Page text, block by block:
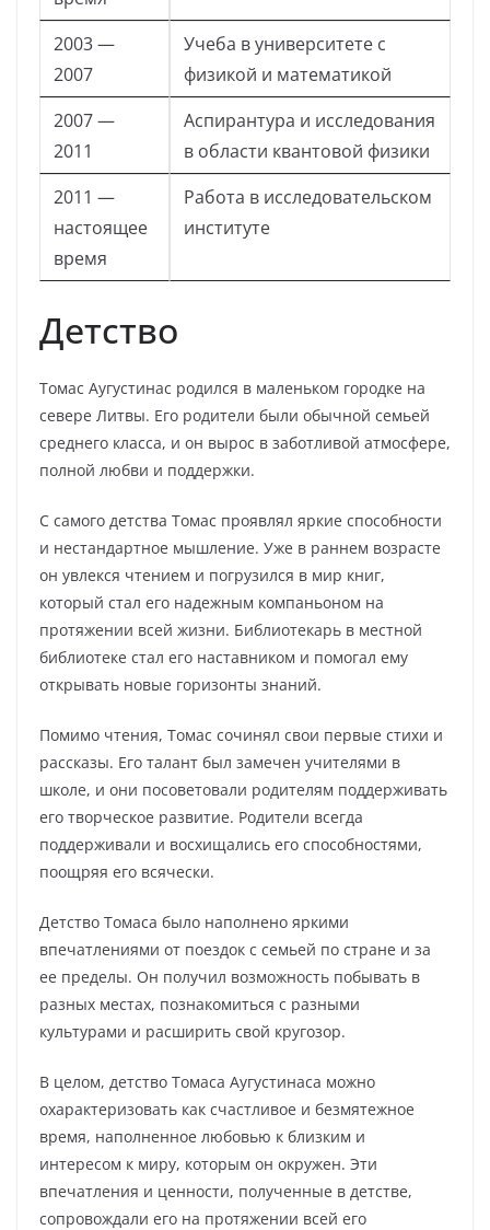
2003 —
2007
Учеба в университете с
физикой и математикой
2007 —
2011
Аспирантура и исследования
в области квантовой физики
2011 —
настоящее
время
Работа в исследовательском
институте
Детство
Томас Аугустинас родился в маленьком городке на
севере Литвы. Его родители были обычной семьей
среднего класса, и он вырос в заботливой атмосфере,
полной любви и поддержки.
С самого детства Томас проявлял яркие способности
и нестандартное мышление. Уже в раннем возрасте
он увлекся чтением и погрузился в мир книг,
который стал его надежным компаньоном на
протяжении всей жизни. Библиотекарь в местной
библиотеке стал его наставником и помогал ему
открывать новые горизонты знаний.
Помимо чтения, Томас сочинял свои первые стихи и
рассказы. Его талант был замечен учителями в
школе, и они посоветовали родителям поддерживать
его творческое развитие. Родители всегда
поддерживали и восхищались его способностями,
поощряя его всячески.
Детство Томаса было наполнено яркими
впечатлениями от поездок с семьей по стране и за
ее пределы. Он получил возможность побывать в
разных местах, познакомиться с разными
культурами и расширить свой кругозор.
В целом, детство Томаса Аугустинаса можно
охарактеризовать как счастливое и безмятежное
время, наполненное любовью к близким и
интересом к миру, которым он окружен. Эти
впечатления и ценности, полученные в детстве,
сопровождали его на протяжении всей его